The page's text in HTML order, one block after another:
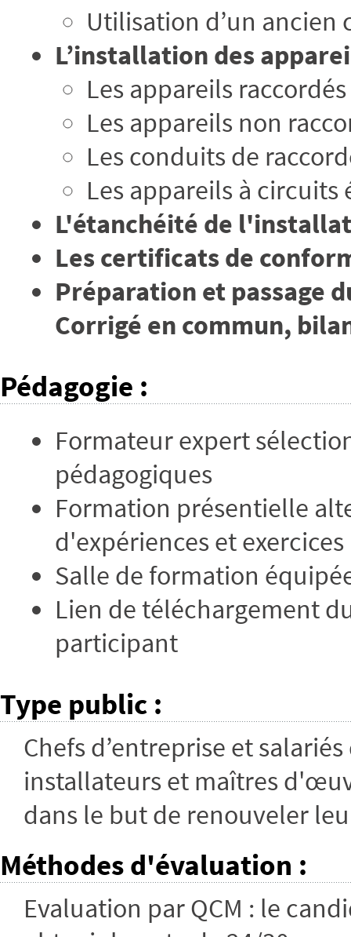
Utilisation d’un ancien
L’installation des
Les appareils raccordés
Les appareils non
Les conduits de
Les appareils à circuits
L'étanchéité de
Les certificats de
Préparation et passage
Corrigé en commun,
Pédagogie :
Formateur expert
pédagogiques
Formation présentielle
d'expériences et
Salle de formation
Lien de téléchargement
participant
Type public :
Chefs d’entreprise et
installateurs et maîtres
dans le but de renouveler
Méthodes d'évaluation :
Evaluation par QCM : le